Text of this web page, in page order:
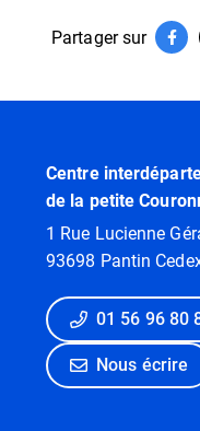
Partager sur
Centre
de la petite
1 Rue Lucienne
93698 Pantin
01 56 96 80
Nous écrire